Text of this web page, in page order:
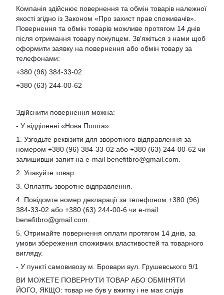
Компанія здійснює повернення та обмін товарів належної
якості згідно із Законом «Про захист прав споживачів».
Повернення та обмін товарів можливе протягом 14 днів
після отримання товару покупцем. Зв'яжіться з нами щоб
оформити заявку на повернення або обмін товару за
телефонами:
+380 (96) 384-33-02
+380 (63) 244-00-62
Здійснити повернення можна:
- У відділенні «Нова Пошта»
1. Узгодьте реквізити для зворотного відправлення за
номером +380 (96) 384-33-02 або +380 (63) 244-00-62 чи
залишивши запит на e-mail benefitbro@gmail.com
2. Упакуйте товар.
3. Оплатіть зворотне відправлення.
4. Повідомте номер декларації за телефоном +380 (96)
384-33-02 або +380 (63) 244-00-6 чи e-mail
benefitbro@gmail.com
5. Отримайте повернення оплати протягом 14 днів, за
умови збереження споживчих властивостей та товарного
вигляду.
- У пункті самовивозу м. Бровари вул. Грушевського 9/1
ВИ МОЖЕТЕ ПОВЕРНУТИ ТОВАР АБО ОБМІНЯТИ
ЙОГО, ЯКЩО: товар не був у вжитку і не має слідів